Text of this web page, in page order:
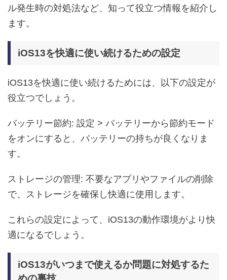
ル発生時の対処法など、知って役立つ情報を紹介し
ます。
iOS13を快適に使い続けるための設定
iOS13を快適に使い続けるためには、以下の設定が
役立つでしょう。
バッテリー節約: 設定 > バッテリーから節約モード
をオンにすると、バッテリーの持ちが良くなりま
す。
ストレージの管理: 不要なアプリやファイルの削除
で、ストレージを確保し快適に使用します。
これらの設定によって、iOS13の動作環境がより快
適になるでしょう。
iOS13がいつまで使えるか問題に対処するた